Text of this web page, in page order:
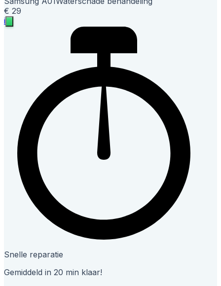
€ 29
i
Snelle reparatie
Gemiddeld in 20 min klaar!